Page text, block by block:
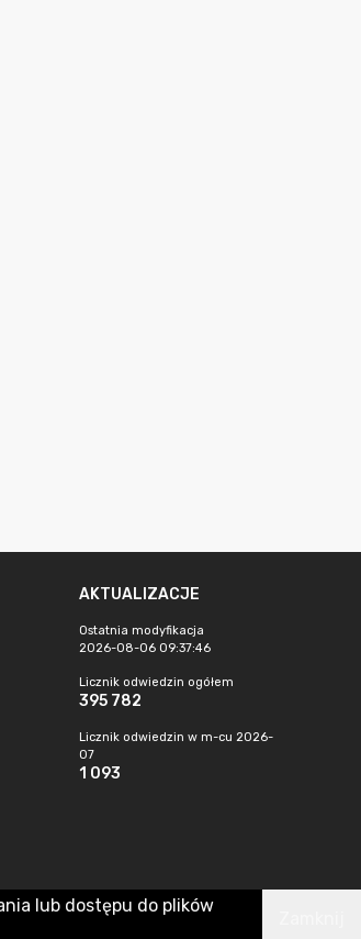
AKTUALIZACJE
Ostatnia modyfikacja
2026-08-06 09:37:46
Licznik odwiedzin ogółem
395 782
Licznik odwiedzin w m-cu 2026-
07
1 093
lub dostępu do plików